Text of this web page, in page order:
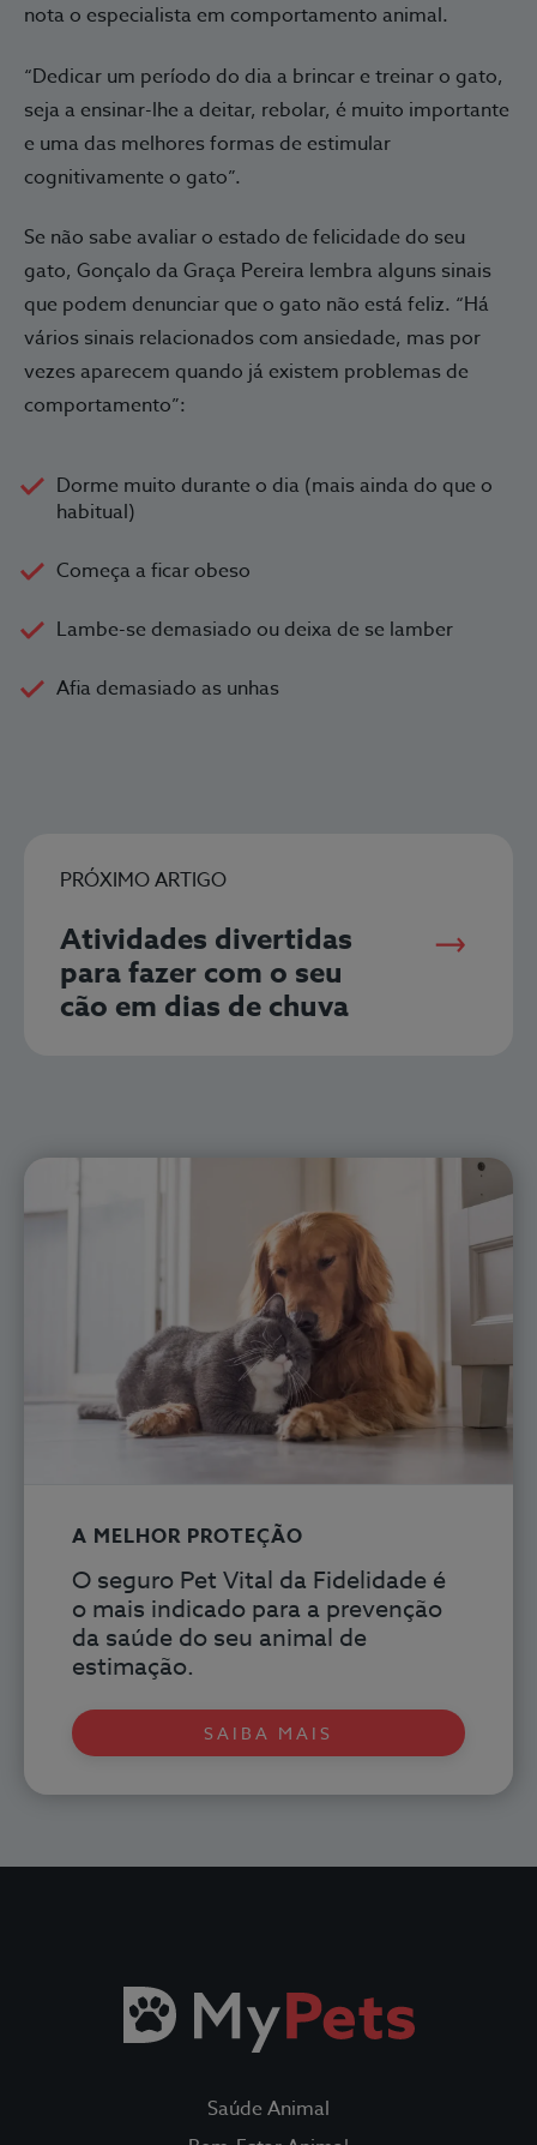
Fidelidade Loyalty
Fidelidade Pet Tracker
nota o especialista em comportamento animal.
“Dedicar um período do dia a brincar e treinar o gato,
seja a ensinar-lhe a deitar, rebolar, é muito importante
e uma das melhores formas de estimular
cognitivamente o gato”.
Se não sabe avaliar o estado de felicidade do seu
gato, Gonçalo da Graça Pereira lembra alguns sinais
que podem denunciar que o gato não está feliz. “Há
vários sinais relacionados com ansiedade, mas por
vezes aparecem quando já existem problemas de
comportamento”:
Dorme muito durante o dia (mais ainda do que o
habitual)
Começa a ficar obeso
Lambe-se demasiado ou deixa de se lamber
Afia demasiado as unhas
PRÓXIMO ARTIGO
Atividades divertidas
para fazer com o seu
cão em dias de chuva
A MELHOR PROTEÇÃO
O seguro Pet Vital da Fidelidade é
o mais indicado para a prevenção
da saúde do seu animal de
estimação.
SAIBA MAIS
Saúde Animal